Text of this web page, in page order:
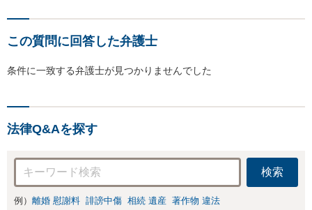
この質問に回答した弁護士
条件に一致する弁護士が見つかりませんでした
法律Q&Aを探す
検索
例） 離婚 慰謝料 誹謗中傷 相続 遺産 著作物 違法